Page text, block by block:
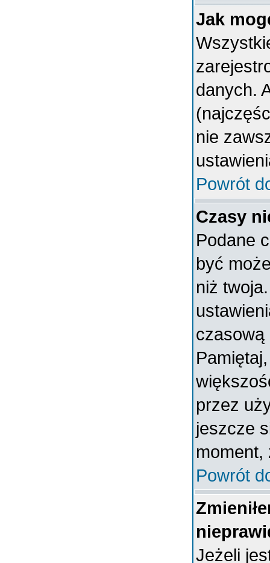
Jak
danych.
nie
Powrót
Czasy
Podane
być
niż
czasową
przez
jeszcze
moment,
Powrót
Jeżeli